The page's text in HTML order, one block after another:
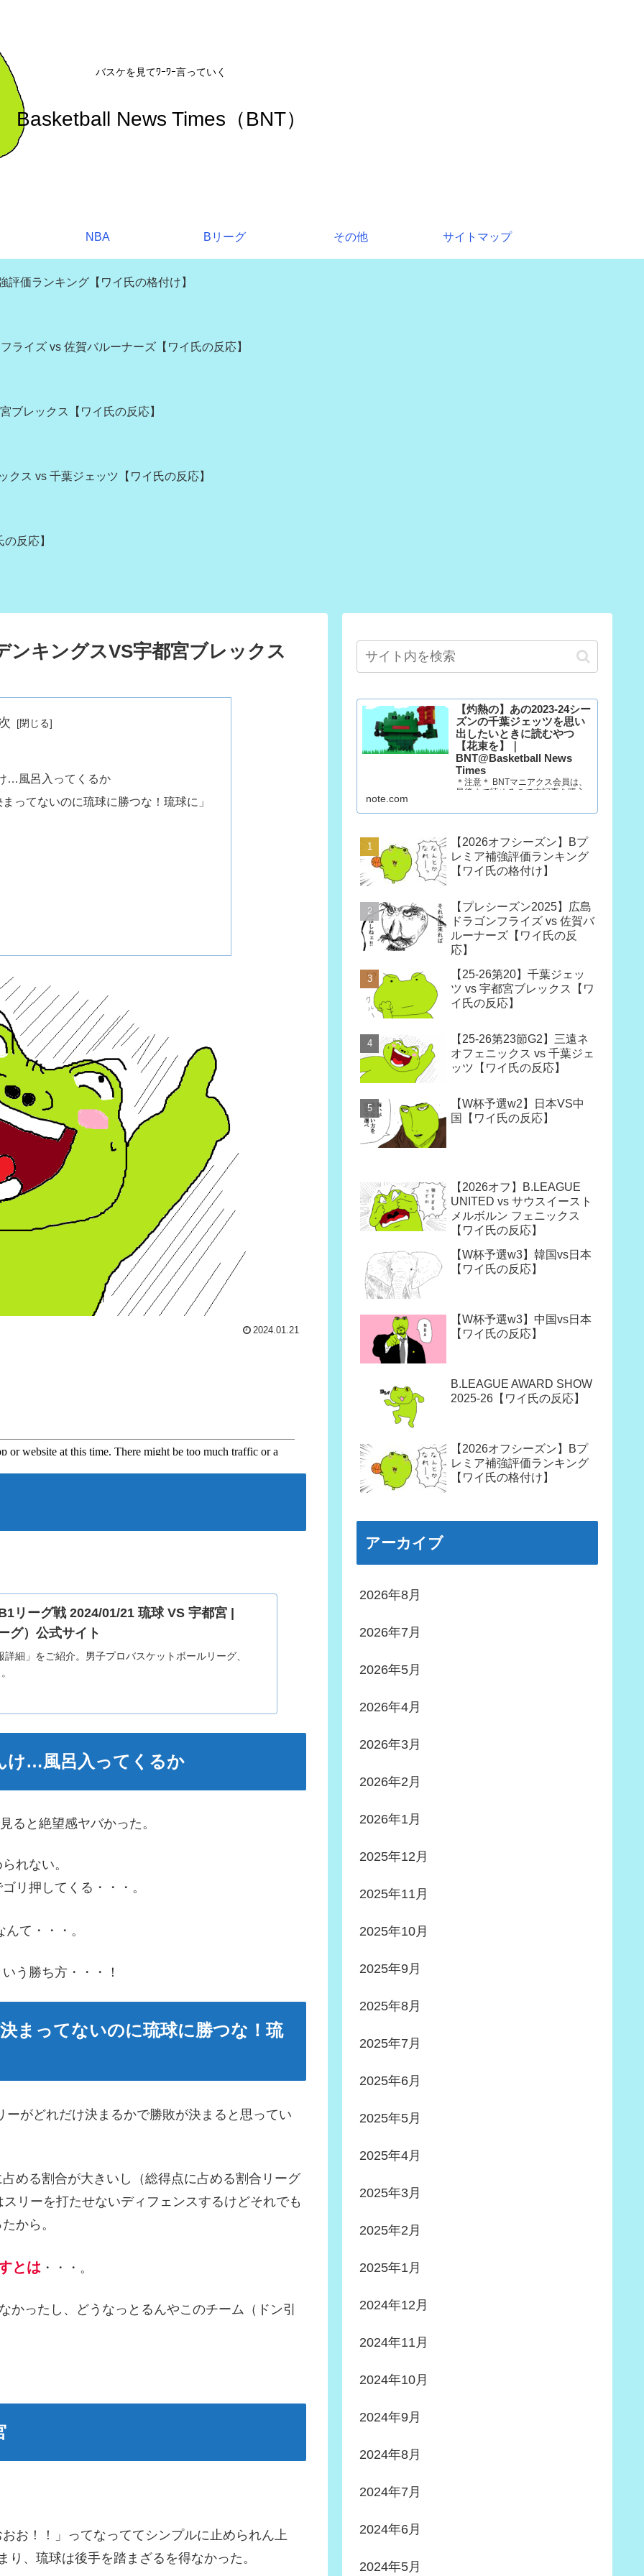
バスケを見てﾜｰﾜｰ言っていく
Basketball News Times（BNT）
NBA Bリーグ その他 サイトマップ
価ランキング【ワイ氏の格付け】
ライズ vs 佐賀バルーナーズ【ワイ氏の反応】
ブレックス【ワイ氏の反応】
ス vs 千葉ジェッツ【ワイ氏の反応】
反応】
ンキングスVS宇都宮ブレックス
…風呂入ってくるか
ってないのに琉球に勝つな！琉球に」
2024.01.21
リーグ戦 2024/01/21 琉球 VS 宇都宮 |
グ）公式サイト
細」をご紹介。男子プロバスケットボールリーグ、
け…風呂入ってくるか
ると絶望感ヤバかった。
れない。
リ押してくる・・・。
んて・・・。
う勝ち方・・・！
まってないのに琉球に勝つな！琉
がどれだけ決まるかで勝敗が決まると思ってい
める割合が大きいし（総得点に占める割合リーグ
リーを打たせないディフェンスするけどそれでも
から。
とは ・・・。
ったし、どうなっとるんやこのチーム（ドン引
お！！」ってなっててシンプルに止められん上
、琉球は後手を踏まざるを得なかった。
【灼熱の】あの2023-24シー
ズンの千葉ジェッツを思い
出したいときに読むやつ
【花束を】｜
BNT@Basketball News
Times
＊注意＊ BNTマニアクス会員は、
最後まで読めるので本記事を購入
ス会員以外の方で、「この記事だ
れば、今月だけマニアクス会員に
なった方が390円安いです。
（訳：石油王は3部買っていけ）
10年後も千葉…
note.com
【2026オフシーズン】Bプ
レミア補強評価ランキング
【ワイ氏の格付け】
【プレシーズン2025】広島
ドラゴンフライズ vs 佐賀バ
ルーナーズ【ワイ氏の反
応】
【25-26第20】千葉ジェッ
ツ vs 宇都宮ブレックス【ワ
イ氏の反応】
【25-26第23節G2】三遠ネ
オフェニックス vs 千葉ジェ
ッツ【ワイ氏の反応】
【W杯予選w2】日本VS中
国【ワイ氏の反応】
【2026オフ】B.LEAGUE
UNITED vs サウスイースト
メルボルン フェニックス
【ワイ氏の反応】
【W杯予選w3】韓国vs日本
【ワイ氏の反応】
【W杯予選w3】中国vs日本
【ワイ氏の反応】
B.LEAGUE AWARD SHOW
2025-26【ワイ氏の反応】
【2026オフシーズン】Bプ
レミア補強評価ランキング
【ワイ氏の格付け】
アーカイブ
2026年8月
2026年7月
2026年5月
2026年4月
2026年3月
2026年2月
2026年1月
2025年12月
2025年11月
2025年10月
2025年9月
2025年8月
2025年7月
2025年6月
2025年5月
2025年4月
2025年3月
2025年2月
2025年1月
2024年12月
2024年11月
2024年10月
2024年9月
2024年8月
2024年7月
2024年6月
2024年5月